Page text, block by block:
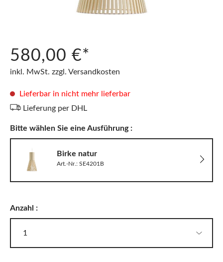
580,00 €*
inkl. MwSt. zzgl. Versandkosten
Lieferbar in nicht mehr lieferbar
Lieferung per DHL
Bitte wählen Sie eine Ausführung :
Birke natur
Art.-Nr.: SE4201B
Anzahl :